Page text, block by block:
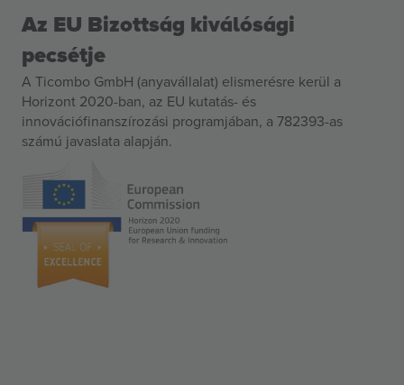
Az EU Bizottság kiválósági
pecsétje
A Ticombo GmbH (anyavállalat) elismerésre kerül a
Horizont 2020-ban, az EU kutatás- és
innovációfinanszírozási programjában, a 782393-as
számú javaslata alapján.